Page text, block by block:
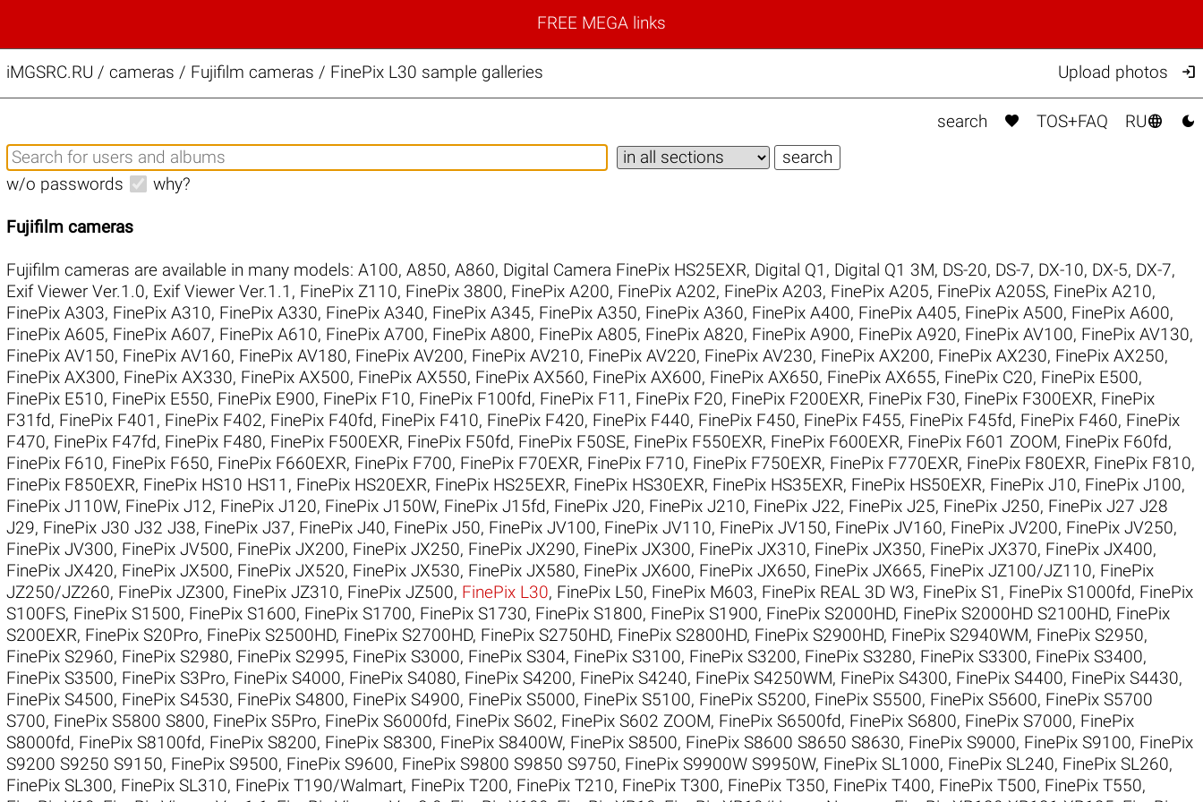
FREE MEGA links
iMGSRC.RU / cameras / Fujifilm cameras / FinePix L30 sample galleries Upload photos 
search  TOS+FAQ RU 
w/o passwords why?
Fujifilm cameras
Fujifilm cameras are available in many models: A100, A850, A860, Digital Camera FinePix HS25EXR, Digital Q1 , Digital Q1 3M, DS-20, DS-7, DX-10, DX-5, DX-7,
Exif Viewer Ver.1.0, Exif Viewer Ver.1.1 , FinePix Z110, FinePix 3800, FinePix A200, FinePix A202, FinePix A203, FinePix A205, FinePix A205S, FinePix A210,
FinePix A303, FinePix A310, FinePix A330, FinePix A340, FinePix A345, FinePix A350, FinePix A360, FinePix A400, FinePix A405, FinePix A500, FinePix A600,
FinePix A605, FinePix A607, FinePix A610, FinePix A700, FinePix A800, FinePix A805, FinePix A820, FinePix A900, FinePix A920, FinePix AV100, FinePix AV130,
FinePix AV150, FinePix AV160, FinePix AV180, FinePix AV200, FinePix AV210, FinePix AV220, FinePix AV230, FinePix AX200, FinePix AX230, FinePix AX250,
FinePix AX300, FinePix AX330, FinePix AX500, FinePix AX550, FinePix AX560, FinePix AX600, FinePix AX650, FinePix AX655, FinePix C20, FinePix E500,
FinePix E510, FinePix E550, FinePix E900, FinePix F10, FinePix F100fd, FinePix F11 , FinePix F20, FinePix F200EXR, FinePix F30, FinePix F300EXR, FinePix
F31fd, FinePix F401 , FinePix F402, FinePix F40fd, FinePix F410, FinePix F420, FinePix F440, FinePix F450, FinePix F455, FinePix F45fd, FinePix F460, FinePix
F470, FinePix F47fd, FinePix F480, FinePix F500EXR, FinePix F50fd, FinePix F50SE, FinePix F550EXR, FinePix F600EXR, FinePix F601 ZOOM, FinePix F60fd,
FinePix F610, FinePix F650, FinePix F660EXR, FinePix F700, FinePix F70EXR, FinePix F710, FinePix F750EXR, FinePix F770EXR, FinePix F80EXR, FinePix F810,
FinePix F850EXR, FinePix HS10 HS11 , FinePix HS20EXR, FinePix HS25EXR, FinePix HS30EXR, FinePix HS35EXR, FinePix HS50EXR, FinePix J10, FinePix J100,
FinePix J110W, FinePix J12, FinePix J120, FinePix J150W, FinePix J15fd, FinePix J20, FinePix J210, FinePix J22, FinePix J25, FinePix J250, FinePix J27 J28
J29, FinePix J30 J32 J38, FinePix J37, FinePix J40, FinePix J50, FinePix JV100, FinePix JV110, FinePix JV150, FinePix JV160, FinePix JV200, FinePix JV250,
FinePix JV300, FinePix JV500, FinePix JX200, FinePix JX250, FinePix JX290, FinePix JX300, FinePix JX310, FinePix JX350, FinePix JX370, FinePix JX400,
FinePix JX420, FinePix JX500, FinePix JX520, FinePix JX530, FinePix JX580, FinePix JX600, FinePix JX650, FinePix JX665, FinePix JZ100/JZ110, FinePix
JZ250/JZ260, FinePix JZ300, FinePix JZ310, FinePix JZ500, FinePix L30, FinePix L50, FinePix M603, FinePix REAL 3D W3, FinePix S1 , FinePix S1000fd, FinePix
S100FS, FinePix S1500, FinePix S1600, FinePix S1700, FinePix S1730, FinePix S1800, FinePix S1900, FinePix S2000HD, FinePix S2000HD S2100HD, FinePix
S200EXR, FinePix S20Pro, FinePix S2500HD, FinePix S2700HD, FinePix S2750HD, FinePix S2800HD, FinePix S2900HD, FinePix S2940WM, FinePix S2950,
FinePix S2960, FinePix S2980, FinePix S2995, FinePix S3000, FinePix S304, FinePix S3100, FinePix S3200, FinePix S3280, FinePix S3300, FinePix S3400,
FinePix S3500, FinePix S3Pro, FinePix S4000, FinePix S4080, FinePix S4200, FinePix S4240, FinePix S4250WM, FinePix S4300, FinePix S4400, FinePix S4430,
FinePix S4500, FinePix S4530, FinePix S4800, FinePix S4900, FinePix S5000, FinePix S5100, FinePix S5200, FinePix S5500, FinePix S5600, FinePix S5700
S700, FinePix S5800 S800, FinePix S5Pro, FinePix S6000fd, FinePix S602, FinePix S602 ZOOM, FinePix S6500fd, FinePix S6800, FinePix S7000, FinePix
S8000fd, FinePix S8100fd, FinePix S8200, FinePix S8300, FinePix S8400W, FinePix S8500, FinePix S8600 S8650 S8630, FinePix S9000, FinePix S9100, FinePix
S9200 S9250 S9150, FinePix S9500, FinePix S9600, FinePix S9800 S9850 S9750, FinePix S9900W S9950W, FinePix SL1000, FinePix SL240, FinePix SL260,
FinePix SL300, FinePix SL310, FinePix T190/Walmart, FinePix T200, FinePix T210, FinePix T300, FinePix T350, FinePix T400, FinePix T500, FinePix T550,